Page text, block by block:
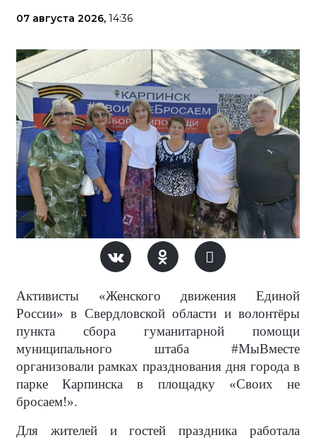
07 августа 2026, 14:36
Активисты «Женского движения Единой
России» в Свердловской области и волонтёры
пункта сбора гуманитарной помощи
муниципального штаба #МыВместе
организовали рамках празднования дня города в
парке Карпинска в площадку «Своих не
бросаем!».
Для жителей и гостей праздника работала